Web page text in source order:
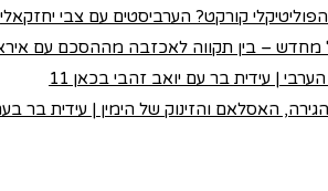
קורקט? הערביסטים עם צבי יחזקאלי
– בין תקווה לאכזבה מההסכם עם
| עידית בר עם יואב זהבי בכאן 11
האסלאם והזינוק של הימין | עידית בר